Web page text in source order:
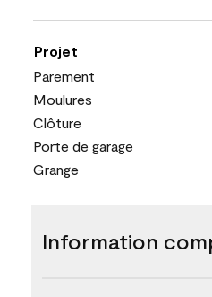
Projet
Parement
Moulures
Clôture
Porte de garage
Grange
Information